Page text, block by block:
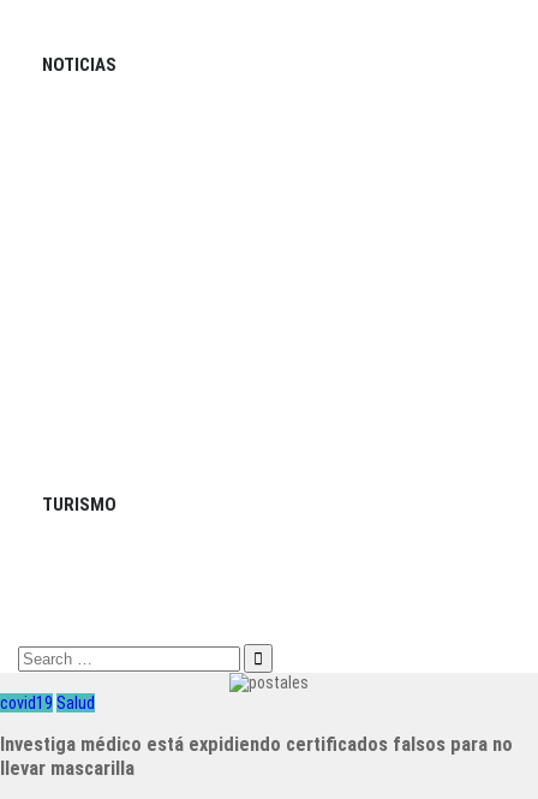
NOTICIAS
TURISMO
Search
for:
covid19 Salud
Investiga médico está expidiendo certificados falsos para no
llevar mascarilla